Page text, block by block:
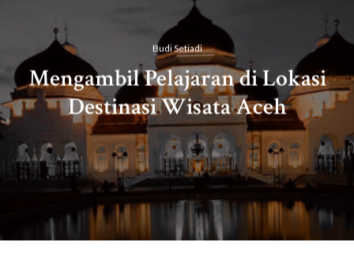
Budi Setiadi
Mengambil Pelajaran di Lokasi
Destinasi Wisata Aceh